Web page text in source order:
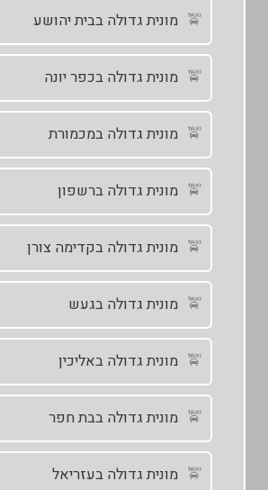
מונית גדולה בבית יהושע
מונית גדולה בכפר יונה
מונית גדולה במכמורת
מונית גדולה ברשפון
מונית גדולה בקדימה צורן
מונית גדולה בגעש
מונית גדולה באליכין
מונית גדולה בבת חפר
מונית גדולה בעזריאל